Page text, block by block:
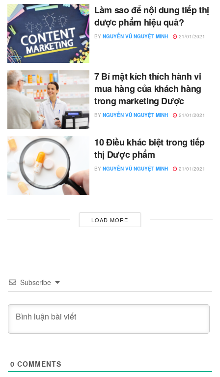
Làm sao để nội dung tiếp thị
dược phẩm hiệu quả?
BY NGUYỄN VŨ NGUYỆT MINH 21/01/2021
7 Bí mật kích thích hành vi
mua hàng của khách hàng
trong marketing Dược
BY NGUYỄN VŨ NGUYỆT MINH 21/01/2021
10 Điều khác biệt trong tiếp
thị Dược phẩm
BY NGUYỄN VŨ NGUYỆT MINH 21/01/2021
LOAD MORE
Subscribe
0 COMMENTS